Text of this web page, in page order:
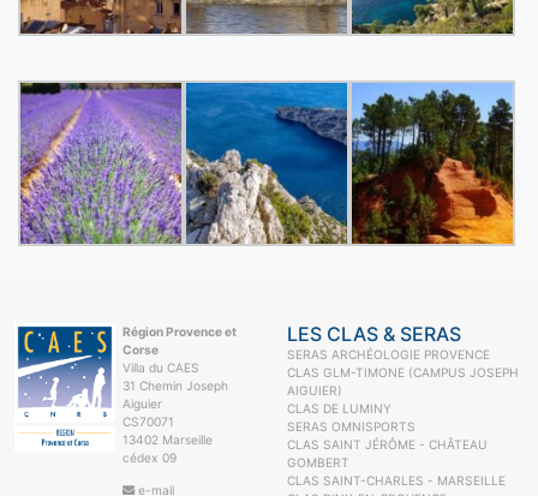
Région Provence et
Corse
Villa du CAES
31 Chemin Joseph
Aiguier
CS70071
13402 Marseille
cédex 09
e-mail
LES CLAS & SERAS
SERAS ARCHÉOLOGIE PROVENCE
CLAS GLM-TIMONE (CAMPUS JOSEPH
AIGUIER)
CLAS DE LUMINY
SERAS OMNISPORTS
CLAS SAINT JÉRÔME - CHÂTEAU
GOMBERT
CLAS SAINT-CHARLES - MARSEILLE